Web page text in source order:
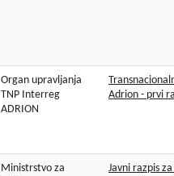
Organ upravljanja
TNP Interreg
ADRION
Adrion - prvi
Ministrstvo za
Javni razpis